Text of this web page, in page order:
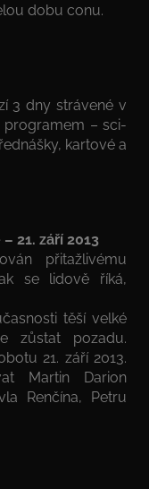
dobu conu.
3 dny strávené v
programem – sci-
kartové a
21. září 2013
přitažlivému
se lidově říká,
těší velké
zůstat pozadu.
21. září 2013.
Martin Darion
Renčína, Petru